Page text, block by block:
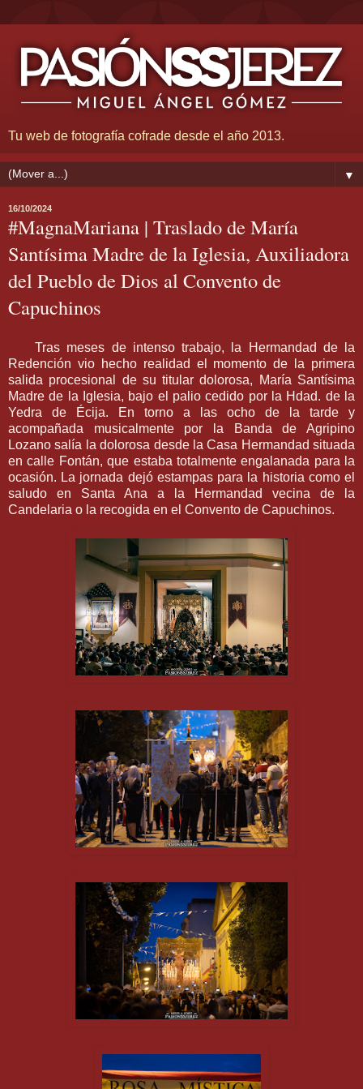
Tu web de fotografía cofrade desde el año 2013.
▼
16/10/2024
#MagnaMariana | Traslado de María
Santísima Madre de la Iglesia, Auxiliadora
del Pueblo de Dios al Convento de
Capuchinos
Tras meses de intenso trabajo, la Hermandad de la
Redención vio hecho realidad el momento de la primera
salida procesional de su titular dolorosa, María Santísima
Madre de la Iglesia, bajo el palio cedido por la Hdad. de la
Yedra de Écija. En torno a las ocho de la tarde y
acompañada musicalmente por la Banda de Agripino
Lozano salía la dolorosa desde la Casa Hermandad situada
en calle Fontán, que estaba totalmente engalanada para la
ocasión. La jornada dejó estampas para la historia como el
saludo en Santa Ana a la Hermandad vecina de la
Candelaria o la recogida en el Convento de Capuchinos.